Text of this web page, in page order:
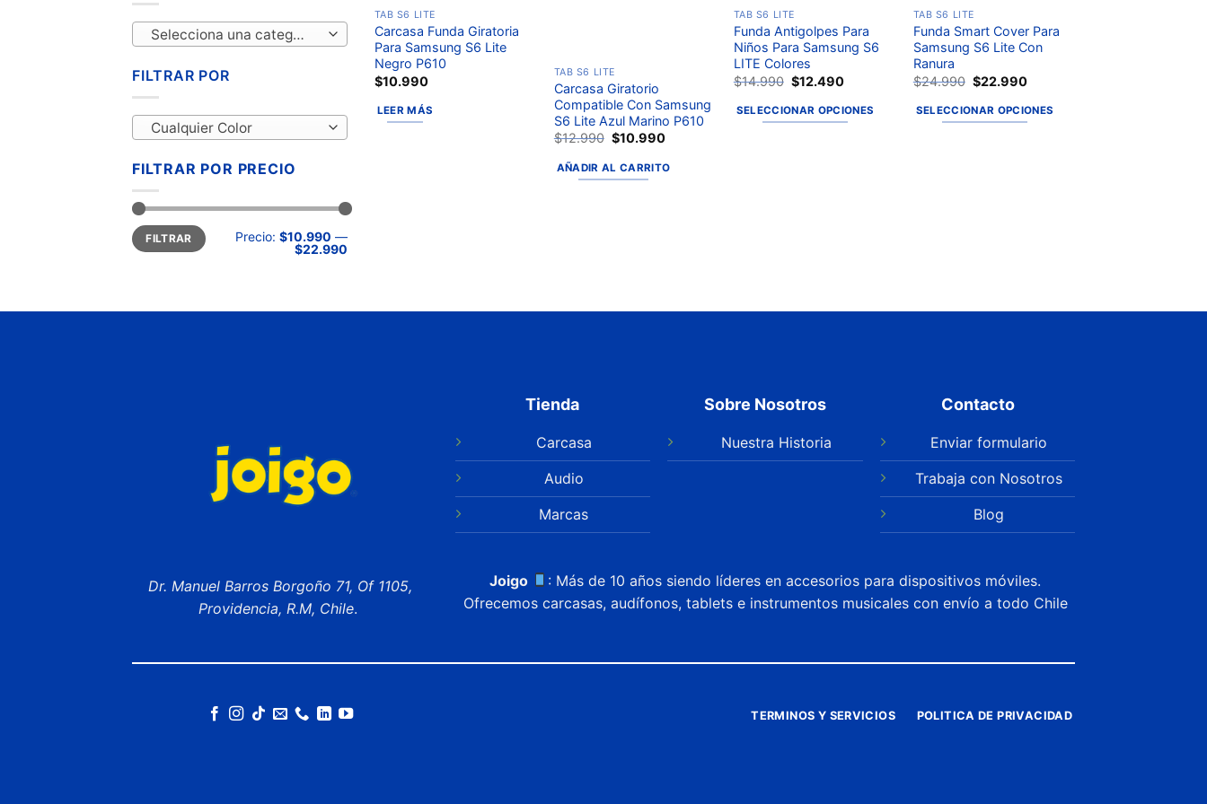
Selecciona una categoría
FILTRAR POR
Cualquier Color
FILTRAR POR PRECIO
FILTRAR Precio: $10.990 —
$22.990
TAB S6 LITE
Carcasa Funda Giratoria
Para Samsung S6 Lite
Negro P610
$10.990
LEER MÁS
TAB S6 LITE
Carcasa Giratorio
Compatible Con Samsung
S6 Lite Azul Marino P610
$12.990 $10.990
AÑADIR AL CARRITO
TAB S6 LITE
Funda Antigolpes Para
Niños Para Samsung S6
LITE Colores
$14.990 $12.490
SELECCIONAR OPCIONES
TAB S6 LITE
Funda Smart Cover Para
Samsung S6 Lite Con
Ranura
$24.990 $22.990
SELECCIONAR OPCIONES
Dr. Manuel Barros Borgoño 71, Of 1105,
Providencia, R.M, Chile.
Tienda
Carcasa
Audio
Marcas
Sobre Nosotros
Nuestra Historia
Contacto
Enviar formulario
Trabaja con Nosotros
Blog
Joigo
: Más de 10 años siendo líderes en accesorios para dispositivos móviles.
Ofrecemos carcasas, audífonos, tablets e instrumentos musicales con envío a todo Chile
TERMINOS Y SERVICIOS POLITICA DE PRIVACIDAD